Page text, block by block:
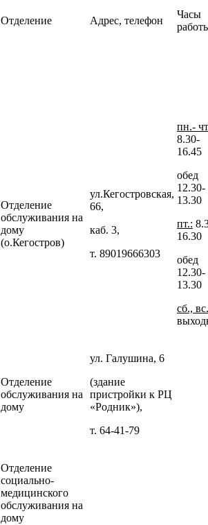
Отделение Адрес, телефон
Часы
Отделение
обслуживания на
дому
(о.Кегостров)
ул.Кегостровская,
66,
каб. 3,
т. 89019666303
пн.-
8.30-
16.45
обед
12.30-
13.30
пт.:
16.30
обед
12.30-
13.30
сб., вс.
Отделение
обслуживания на
дому
ул. Галушина, 6
(здание
пристройки к РЦ
«Родник»),
т. 64-41-79
Отделение
социально-
медицинского
обслуживания на
дому